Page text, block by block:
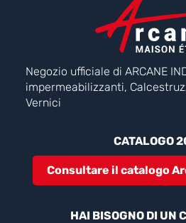
Negozio ufficiale di ARCANE
impermeabilizzanti,
Vernici
CATALOGO
Consultare il catalogo
HAI BISOGNO DI UN